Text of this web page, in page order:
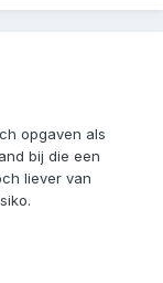
opgaven als
bij die een
liever van